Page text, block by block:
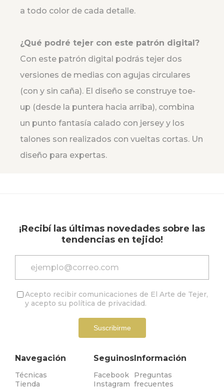
a todo color de cada detalle.
¿Qué podré tejer con este patrón digital?
Con este patrón digital podrás tejer dos
versiones de medias con agujas circulares
(con y sin caña). El diseño se construye toe-
up (desde la puntera hacia arriba), combina
un punto fantasía calado con jersey y los
talones son realizados con vueltas cortas. Un
diseño para expertas.
¡Recibí las últimas novedades sobre las
tendencias en tejido!
Acepto recibir comunicaciones de El Arte de Tejer,
y acepto su política de privacidad.
Suscribirme
Navegación
Técnicas
Tienda
Seguinos
Facebook
Instagram
Información
Preguntas
frecuentes